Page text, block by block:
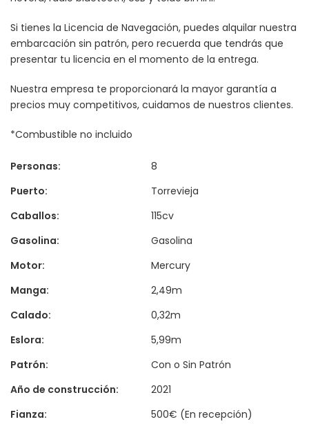
Si tienes la Licencia de Navegación, puedes alquilar nuestra
embarcación sin patrón, pero recuerda que tendrás que
presentar tu licencia en el momento de la entrega.
Nuestra empresa te proporcionará la mayor garantía a
precios muy competitivos, cuidamos de nuestros clientes.
*Combustible no incluido
Personas:
8
Puerto:
Torrevieja
Caballos:
115cv
Gasolina:
Gasolina
Motor:
Mercury
Manga:
2,49m
Calado:
0,32m
Eslora:
5,99m
Patrón:
Con o Sin Patrón
Año de construcción:
2021
Fianza:
500€ (En recepción)